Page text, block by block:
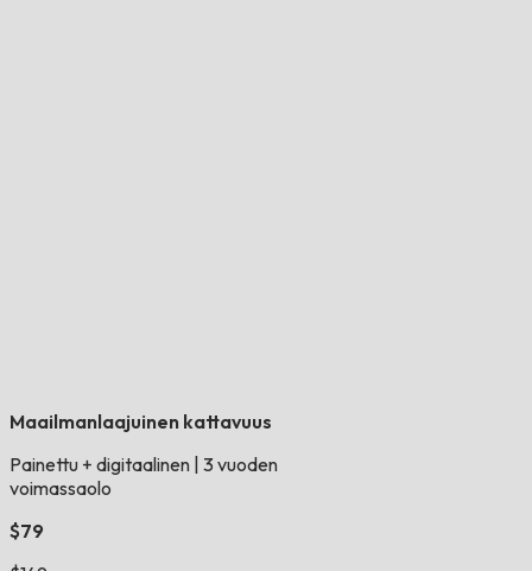
Maailmanlaajuinen kattavuus
Painettu + digitaalinen 3 vuoden
voimassaolo
$79